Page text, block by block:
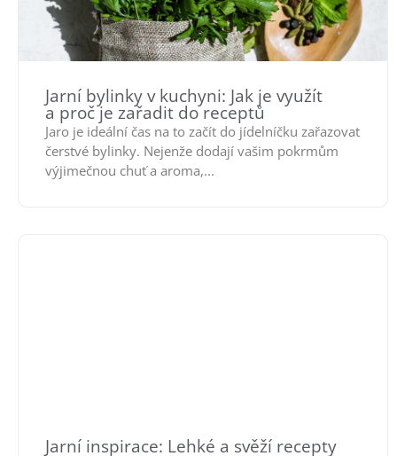
Jarní bylinky v kuchyni: Jak je využít
a proč je zařadit do receptů
Jaro je ideální čas na to začít do jídelníčku zařazovat
čerstvé bylinky. Nejenže dodají vašim pokrmům
výjimečnou chuť a aroma,...
Jarní inspirace: Lehké a svěží recepty